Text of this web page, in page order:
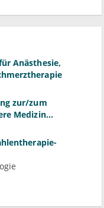
Anästhesie,
zur/zum
Medizin
Intensivmedizin)